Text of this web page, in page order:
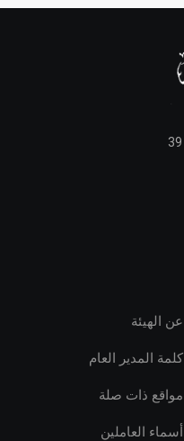
عن الهيئة
كلمة المدير العام
مواقع ذات صلة
أسماء العاملين